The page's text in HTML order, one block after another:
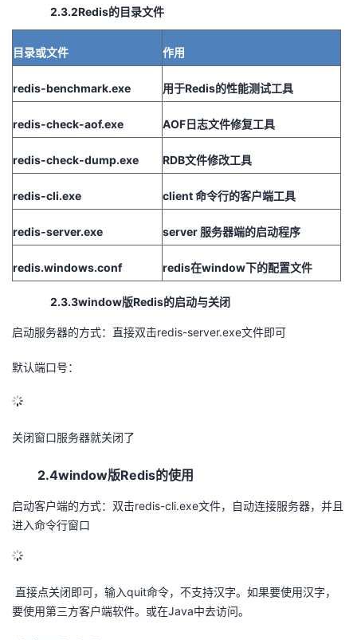
2.3.2Redis的目录文件
目录或文件 作用
redis-benchmark.exe 用于Redis的性能测试工具
redis-check-aof.exe AOF日志文件修复工具
redis-check-dump.exe RDB文件修改工具
redis-cli.exe client 命令行的客户端工具
redis-server.exe server 服务器端的启动程序
redis.windows.conf redis在window下的配置文件
2.3.3window版Redis的启动与关闭
启动服务器的方式：直接双击redis-server.exe文件即可
默认端口号：
关闭窗口服务器就关闭了
2.4window版Redis的使用
启动客户端的方式：双击redis-cli.exe文件，自动连接服务器，并且
进入命令行窗口
直接点关闭即可，输入quit命令，不支持汉字。如果要使用汉字，
要使用第三方客户端软件。或在Java中去访问。